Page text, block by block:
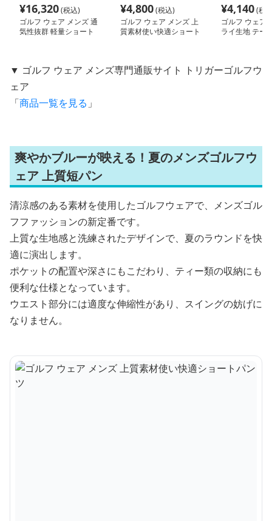
¥16,320(税込)
ゴルフ ウェア メンズ 通
気性抜群 軽量ショート
¥4,800(税込)
ゴルフ ウェア メンズ 上
質素材使い快適ショート
¥4,140(税
ゴルフ ウェア
ライ生地 テー
▼ ゴルフ ウェア メンズ専門通販サイト トリガーゴルフウ
ェア
「商品一覧を見る 」
爽やかブルーが映える！夏のメンズゴルフウ
ェア 上質短パン
清涼感のある素材を使用したゴルフウェアで、メンズゴル
フファッションの新定番です。
上質な生地感と洗練されたデザインで、夏のラウンドを快
適に演出します。
ポケットの配置や深さにもこだわり、ティー類の収納にも
便利な仕様となっています。
ウエスト部分には適度な伸縮性があり、スイングの妨げに
なりません。